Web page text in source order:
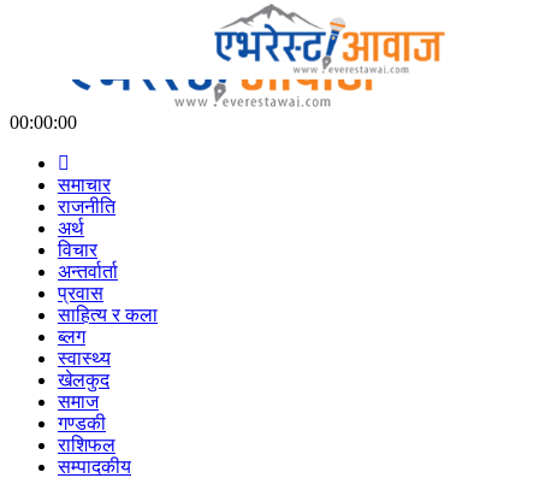
00:00:00
समाचार
राजनीति
अर्थ
विचार
अन्तर्वार्ता
प्रवास
साहित्य र कला
ब्लग
स्वास्थ्य
खेलकुद
समाज
गण्डकी
राशिफल
सम्पादकीय